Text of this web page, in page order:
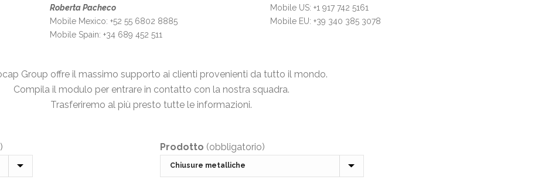
Roberta Pacheco
Mobile Mexico: +52 55 6802 8885
Mobile Spain: +34 689 452 511
Mobile US: +1 917 742 5161
Mobile EU: +39 340 385 3078
Group offre il massimo supporto ai clienti provenienti da tutto il mondo.
Compila il modulo per entrare in contatto con la nostra squadra.
Trasferiremo al più presto tutte le informazioni.
Prodotto (obbligatorio)